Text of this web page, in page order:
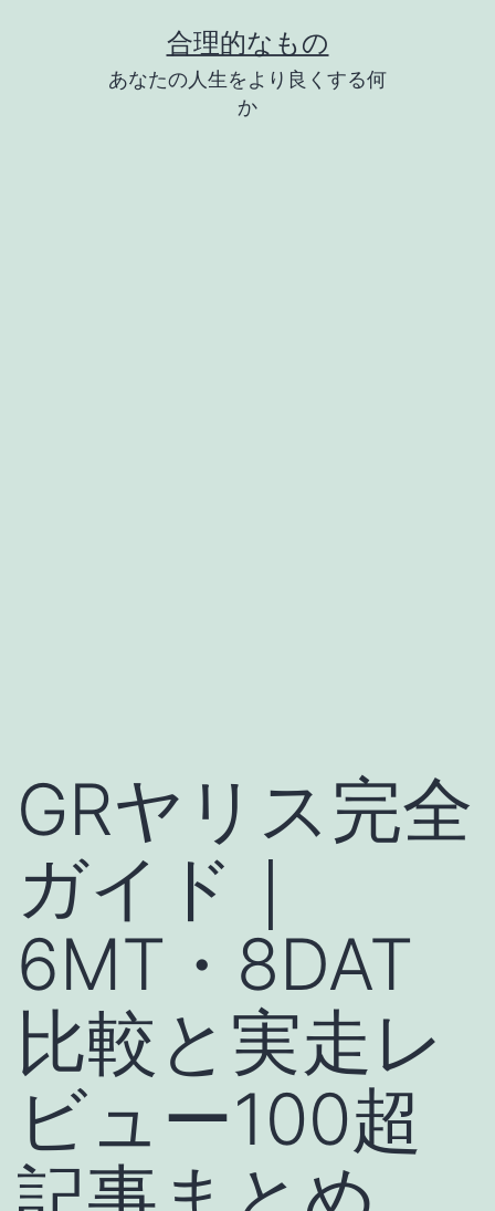
合理的なもの
あなたの人生をより良くする何
か
GRヤリス完全
ガイド｜
6MT・8DAT
比較と実走レ
ビュー100超